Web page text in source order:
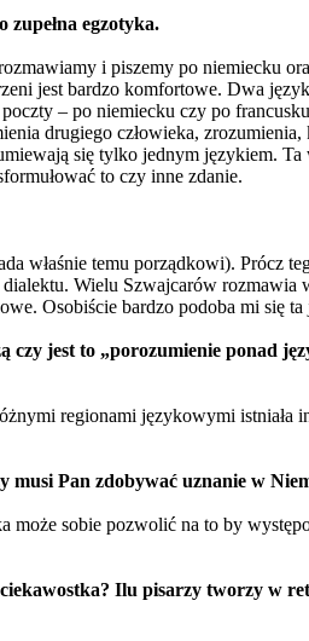
egzotyka.
i piszemy po niemiecku
jest bardzo komfortowe. Dwa
– po niemiecku czy po
drugiego człowieka,
się tylko jednym językiem. Ta
to czy inne zdanie.
właśnie temu porządkowi). Prócz
Wielu Szwajcarów
Osobiście bardzo podoba mi się
jest to „porozumienie ponad
regionami językowymi istniała
musi Pan zdobywać uznanie w
może sobie pozwolić na to by
Ilu pisarzy tworzy w